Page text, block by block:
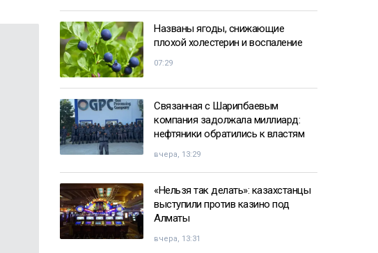
Названы ягоды, снижающие
плохой холестерин и воспаление
07:29
Связанная с Шарипбаевым
компания задолжала миллиард:
нефтяники обратились к властям
вчера, 13:29
«Нельзя так делать»: казахстанцы
выступили против казино под
Алматы
вчера, 13:31